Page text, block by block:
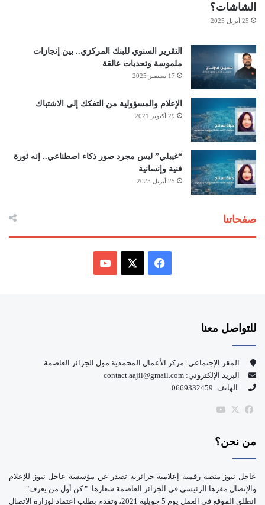
الشاشات؟
25 أبريل 2025
التقرير السنوي للبنك المركزي.. بين إنجازات
ملموسة وتحديات عالقة
17 سبتمبر 2025
الإعلام والمسؤولية من التفكك إلى الاشتباك
29 أكتوبر 2021
“غيبلي” ليس مجرد صور ذكاء اصطناعي.. إنه ثورة
فنية وإنسانية
25 أبريل 2025
صفحاتنا
و
ك
للتواصل معنا
المقر الإجتماعي: مركز الأعمال المحمدية مول الجزائر العاصمة.
البريد الإلكتروني: contact.aajil@gmail.com
الهاتف: 0669332459
فيسبوك
‫X
من نحن؟
عاجل نيوز منصة رقمية إعلامية جزائرية تصدر عن مؤسسة عاجل نيوز للإعلام
والإتصال مقرها الرئيسي في الجزائر العاصمة شعارها: " كن أول من يعرف".
انطلق الموقع في العمل يوم 5 جويلية 2021، وتقدم بطلب اعتماد لوزارة الاتصال